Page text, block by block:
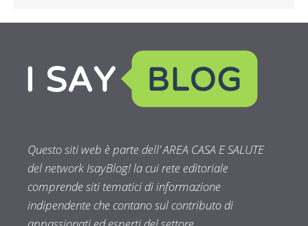
Questo siti web è parte dell’ AREA CASA E SALUTE
del network IsayBlog! la cui rete editoriale
comprende siti tematici di informazione
indipendente che contano sul contributo di